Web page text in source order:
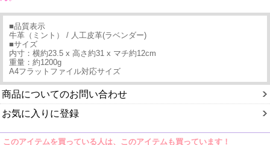
■品質表示
牛革（ミント） / 人工皮革(ラベンダー)
■サイズ
内寸：横約23.5 x 高さ約31 x マチ約12cm
重量：約1200g
A4フラットファイル対応サイズ
商品についてのお問い合わせ
お気に入りに登録
このアイテムを買っている人は、このアイテムも買っています！